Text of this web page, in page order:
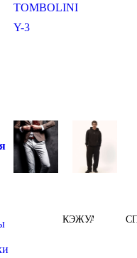
TOMBOLINI
Y-3
КЭЖУАЛ